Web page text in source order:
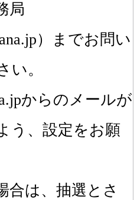
局
）までお問い
い。
からのメールが
う、設定をお願
合は、抽選とさ